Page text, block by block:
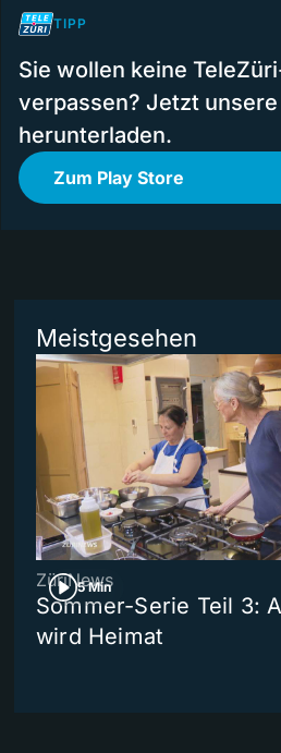
TIPP
Sie wollen keine
verpassen? Jetzt
herunterladen.
Zum Play Store
Meistgesehen
5 Min
ZüriNews
Sommer-Serie Teil 3:
wird Heimat